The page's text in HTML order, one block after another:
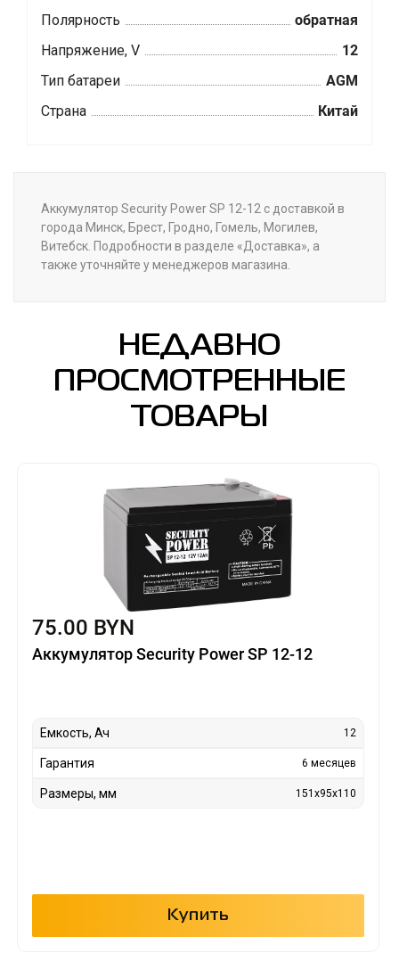
Полярность
обратная
Напряжение, V
12
Тип батареи
AGM
Страна
Китай
Аккумулятор Security Power SP 12-12 с доставкой в
города Минск, Брест, Гродно, Гомель, Могилев,
Витебск. Подробности в разделе «Доставка», а
также уточняйте у менеджеров магазина.
НЕДАВНО
ПРОСМОТРЕННЫЕ
ТОВАРЫ
75.00 BYN
Аккумулятор Security Power SP 12-12
Емкость, Ач 12
Гарантия 6 месяцев
Размеры, мм 151x95x110
Купить